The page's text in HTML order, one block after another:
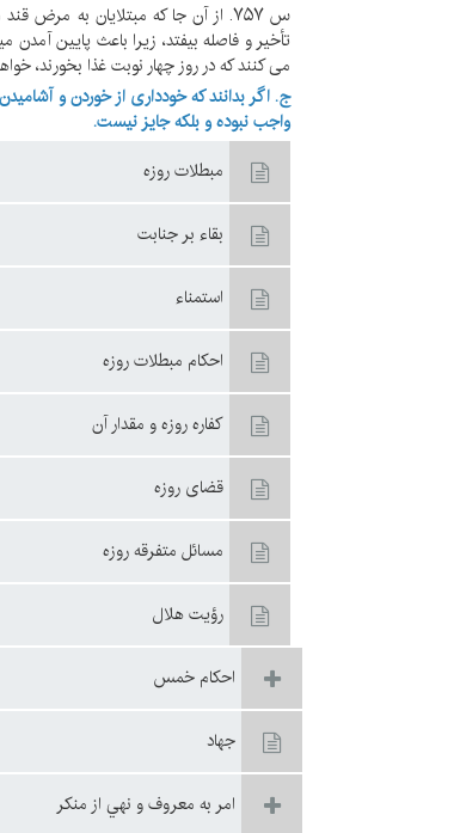
س ۷۵۷. از آن جا که مبتلایان به مرض
تأخیر و فاصله بیفتد، زیرا باعث پایین
می کنند که در روز چهار نوبت غذا بخورند،
ج. اگر بدانند که خودداری از خوردن و
واجب نبوده و بلکه جایز نیست.
مبطلات روزه‏
بقاء بر جنابت
استمناء
احكام مبطلات روزه‏
كفاره روزه و مقدار آن
قضاى روزه‏
مسائل متفرقه روزه
رؤيت هلال
احكام خمس
جهاد
امر به معروف و نهي از منكر